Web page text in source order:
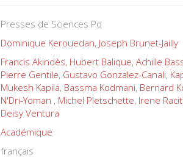
Presses de Sciences Po
Dominique Kerouedan, Joseph Brunet-Jailly
Francis Akindès, Hubert Balique, Achille
Pierre Gentile, Gustavo Gonzalez-Canali,
Mukesh Kapila, Bassma Kodmani, Bernard
N'Dri-Yoman , Michel Pletschette, Irene Raciti
Deisy Ventura
Académique
français